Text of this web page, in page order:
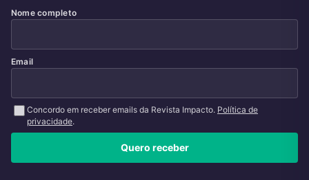
Nome completo
Email
Concordo em receber emails da Revista Impacto. Política de
privacidade.
Quero receber